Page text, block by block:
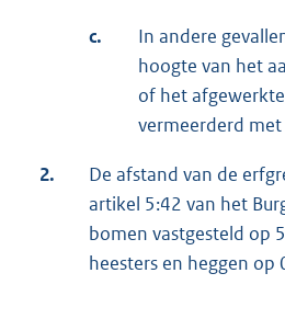
c.
In andere
hoogte van het
of het
vermeerderd met
2.
De afstand van de
artikel 5:42 van het
bomen vastgesteld op
heesters en heggen op